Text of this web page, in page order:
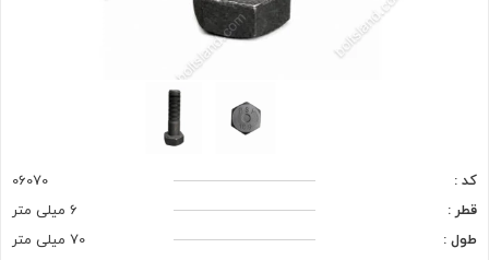
کد :
06070
قطر :
6 میلی متر
طول :
70 میلی متر